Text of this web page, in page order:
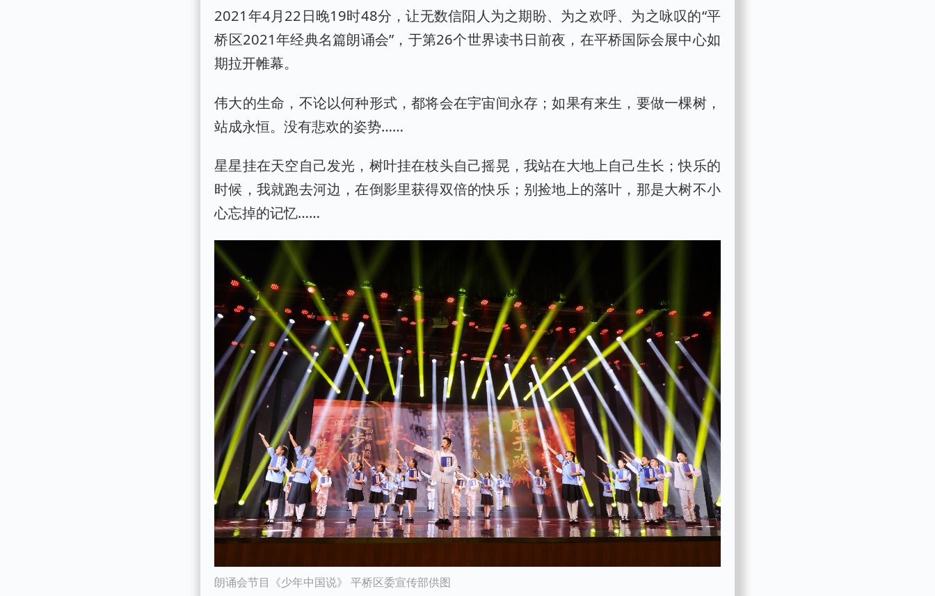
2021年4月22日晚19时48分，让无数信阳人为之期盼、为之欢呼、为之咏叹的“平
桥区2021年经典名篇朗诵会”，于第26个世界读书日前夜，在平桥国际会展中心如
期拉开帷幕。
伟大的生命，不论以何种形式，都将会在宇宙间永存；如果有来生，要做一棵树，
站成永恒。没有悲欢的姿势……
星星挂在天空自己发光，树叶挂在枝头自己摇晃，我站在大地上自己生长；快乐的
时候，我就跑去河边，在倒影里获得双倍的快乐；别捡地上的落叶，那是大树不小
心忘掉的记忆……
朗诵会节目《少年中国说》 平桥区委宣传部供图